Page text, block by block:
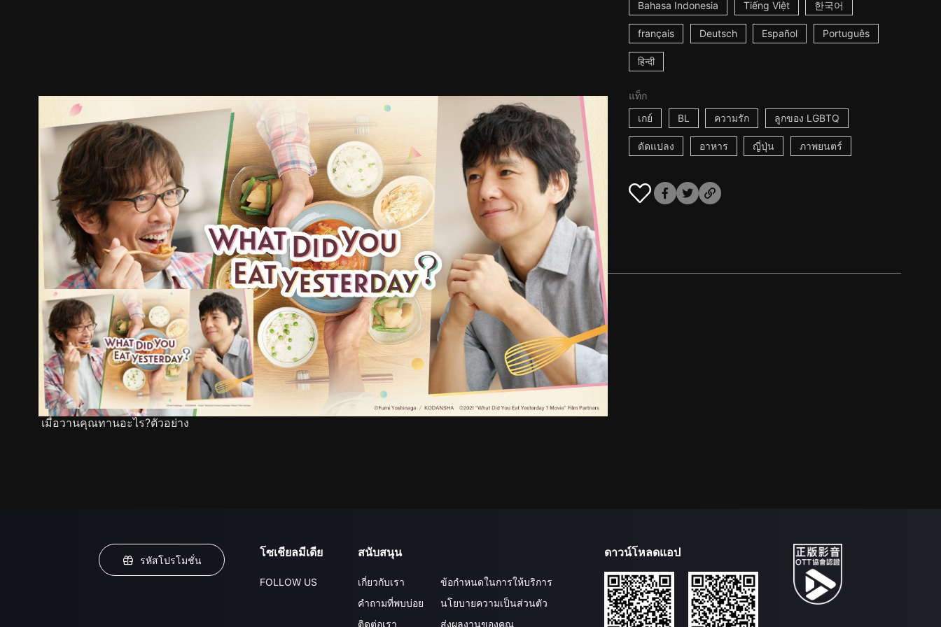
Bahasa Indonesia Tiếng Việt 한국어
français Deutsch Español Português
हिन्दी
แท็ก
เกย์
BL ความรัก ลูกของ LGBTQ
ดัดแปลง อาหาร ญี่ปุ่น ภาพยนตร์
ตัวอย่าง ภาพนิ่ง เนื้อหาที่แนะนำ รายละเอียด
เมื่อวานคุณทานอะไร?ตัวอย่าง
รหัสโปรโมชั่น
โซเชียลมีเดีย
FOLLOW US
สนับสนุน
เกี่ยวกับเรา
คำถามที่พบบ่อย
ติดต่อเรา
ข้อกำหนดในการให้บริการ
นโยบายความเป็นส่วนตัว
ส่งผลงานของคุณ
ดาวน์โหลดแอป